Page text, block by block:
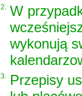
2. W
wykonują
3. Przepisy